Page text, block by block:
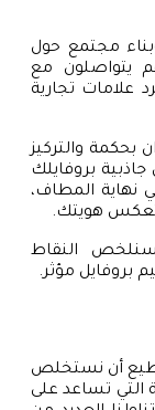
وبناء مجتمع حول
يتواصلون مع
تجارية
بحكمة والتركيز
بروفايلك
نهاية المطاف،
هويتك.
سنلخص النقاط
بروفايل مؤثر.
أن نستخلص
التي تساعد على